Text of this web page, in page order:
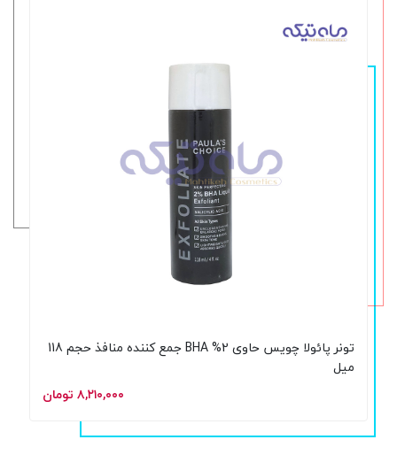
تونر پائولا چویس حاوی 2% BHA جمع کننده منافذ حجم 118
میل
۸,۲۱۰,۰۰۰ تومان